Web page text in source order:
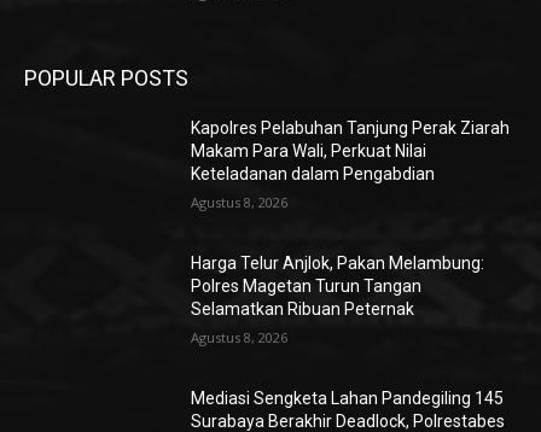
POPULAR POSTS
Kapolres Pelabuhan Tanjung Perak Ziarah
Makam Para Wali, Perkuat Nilai
Keteladanan dalam Pengabdian
Agustus 8, 2026
Harga Telur Anjlok, Pakan Melambung:
Polres Magetan Turun Tangan
Selamatkan Ribuan Peternak
Agustus 8, 2026
Mediasi Sengketa Lahan Pandegiling 145
Surabaya Berakhir Deadlock, Polrestabes